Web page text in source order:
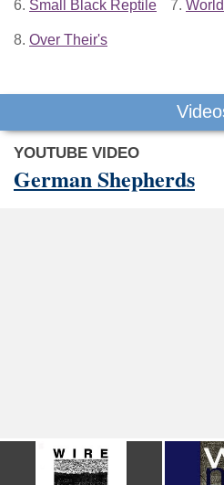
6. Small Black Reptile 7.
8. Over Their's
YOUTUBE VIDEO
German Shepherds